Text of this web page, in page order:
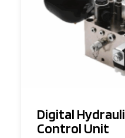
Digital
Control Unit